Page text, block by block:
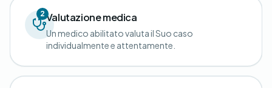
2Valutazione medica
Un medico abilitato valuta il Suo caso
individualmente e attentamente.